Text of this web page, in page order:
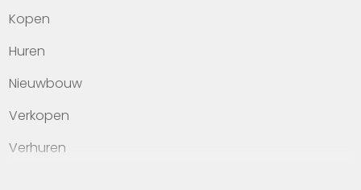
Kopen
Huren
Nieuwbouw
Verkopen
Verhuren